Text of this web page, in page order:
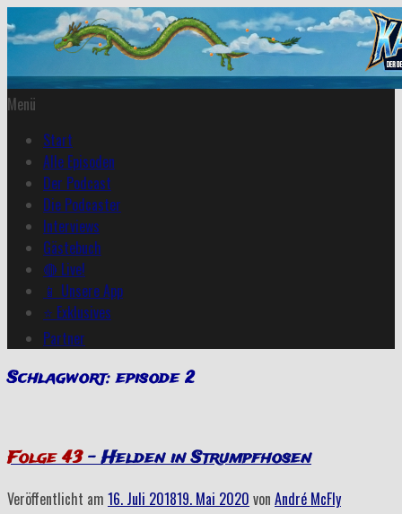
Menü
Start
Alle Episoden
Der Podcast
Die Podcaster
Interviews
Gästebuch
🔴 Live!
📱 Unsere App
⭐ Exklusives
Partner
Schlagwort:episode 2
Folge 43– Helden in Strumpfhosen
Veröffentlicht am 16. Juli 201819. Mai 2020 von André McFly